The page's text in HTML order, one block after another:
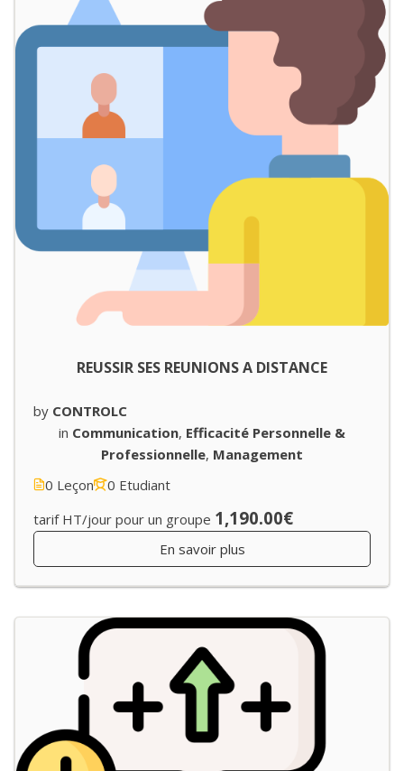
REUSSIR SES REUNIONS A DISTANCE
by CONTROLC
in Communication, Efficacité Personnelle &
Professionnelle, Management
0 Leçon
0 Etudiant
tarif HT/jour pour un groupe 1,190.00€
En savoir plus